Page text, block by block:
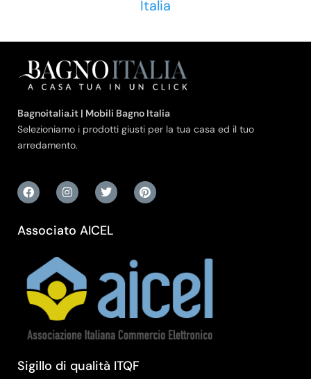
Italia
Bagnoitalia.it | Mobili Bagno Italia
Selezioniamo i prodotti giusti per la tua casa ed il tuo
arredamento.
Associato AICEL
Sigillo di qualità ITQF